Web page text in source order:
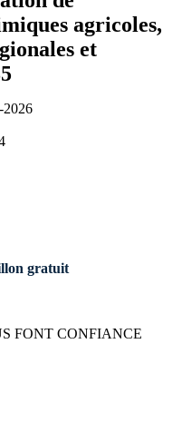
agricoles,
et
2026
gratuit
FONT CONFIANCE